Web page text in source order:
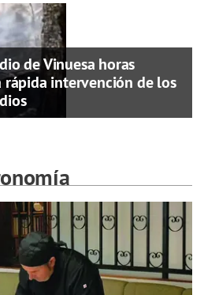
de Vinuesa horas
rápida intervención de los